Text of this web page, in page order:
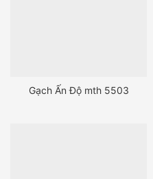
Gạch Ấn Độ mth 5503